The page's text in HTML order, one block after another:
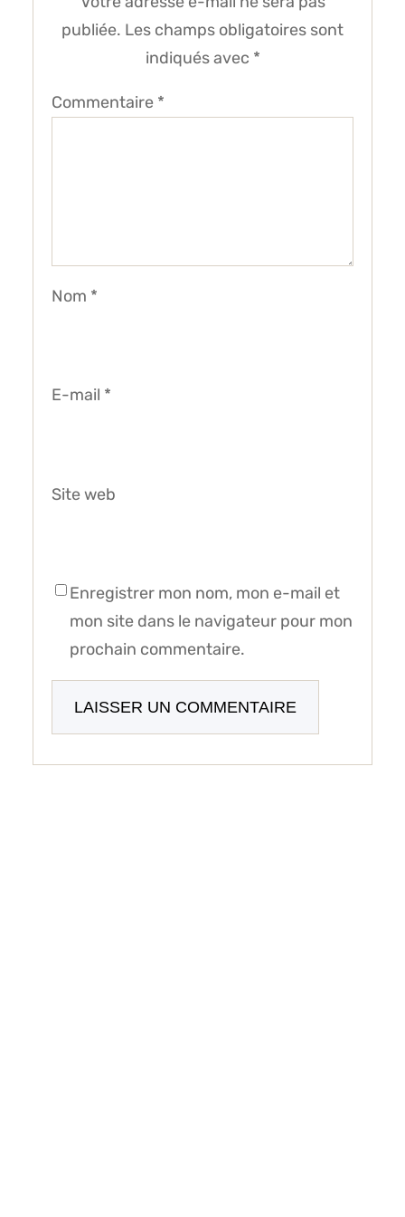
publiée. Les champs obligatoires sont
indiqués avec *
Commentaire *
Nom *
E-mail *
Site web
Enregistrer mon nom, mon e-mail et
mon site dans le navigateur pour mon
prochain commentaire.